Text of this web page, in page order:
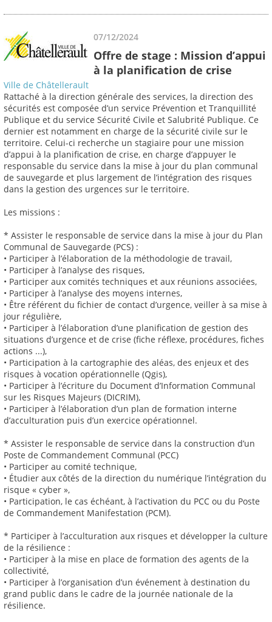
07/12/2024
Offre de stage : Mission d’appui
à la planification de crise
Ville de Châtellerault
Rattaché à la direction générale des services, la direction des
sécurités est composée d’un service Prévention et Tranquillité
Publique et du service Sécurité Civile et Salubrité Publique. Ce
dernier est notamment en charge de la sécurité civile sur le
territoire. Celui-ci recherche un stagiaire pour une mission
d’appui à la planification de crise, en charge d’appuyer le
responsable du service dans la mise à jour du plan communal
de sauvegarde et plus largement de l’intégration des risques
dans la gestion des urgences sur le territoire.
Les missions :
* Assister le responsable de service dans la mise à jour du Plan
Communal de Sauvegarde (PCS) :
• Participer à l’élaboration de la méthodologie de travail,
• Participer à l’analyse des risques,
• Participer aux comités techniques et aux réunions associées,
• Participer à l’analyse des moyens internes,
• Être référent du fichier de contact d’urgence, veiller à sa mise à
jour régulière,
• Participer à l’élaboration d’une planification de gestion des
situations d’urgence et de crise (fiche réflexe, procédures, fiches
actions ...),
• Participation à la cartographie des aléas, des enjeux et des
risques à vocation opérationnelle (Qgis),
• Participer à l’écriture du Document d’Information Communal
sur les Risques Majeurs (DICRIM),
• Participer à l’élaboration d’un plan de formation interne
d’acculturation puis d’un exercice opérationnel.
* Assister le responsable de service dans la construction d’un
Poste de Commandement Communal (PCC)
• Participer au comité technique,
• Étudier aux côtés de la direction du numérique l’intégration du
risque « cyber »,
• Participation, le cas échéant, à l’activation du PCC ou du Poste
de Commandement Manifestation (PCM).
* Participer à l’acculturation aux risques et développer la culture
de la résilience :
• Participer à la mise en place de formation des agents de la
collectivité,
• Participer à l’organisation d’un événement à destination du
grand public dans le cadre de la journée nationale de la
résilience.